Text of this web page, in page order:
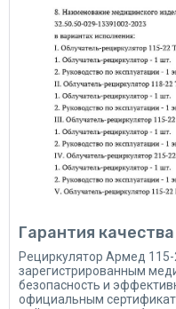
Гарантия качества
Рециркулятор Армед 115-
зарегистрированным
безопасность и
официальным